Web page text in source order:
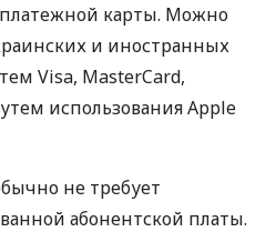
карты. Можно
и иностранных
Visa, MasterCard,
использования Apple
не требует
абонентской платы.